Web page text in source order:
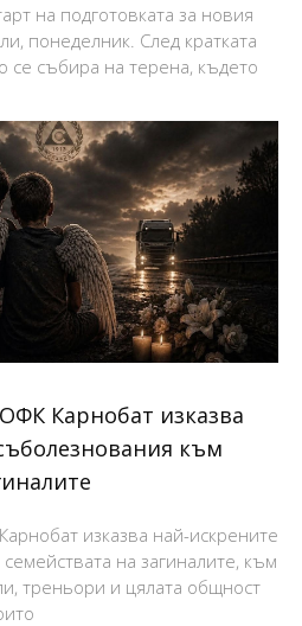
на подготовката за новия
понеделник. След кратката
се събира на терена, където
Карнобат изказва
към
изказва най-искрените
на загиналите, към
треньори и цялата общност